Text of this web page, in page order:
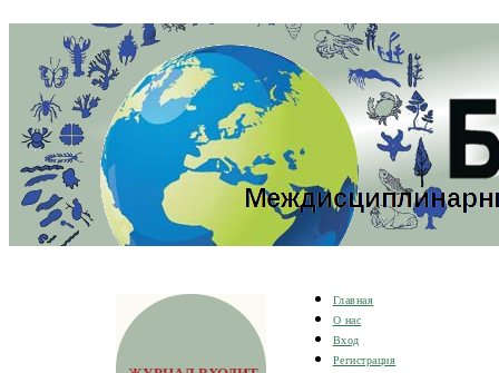
Главная
О нас
Вход
Регистрация